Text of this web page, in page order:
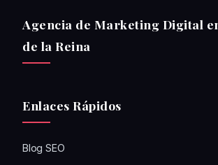
Agencia de Marketing Digital
de la Reina
Enlaces Rápidos
Blog SEO